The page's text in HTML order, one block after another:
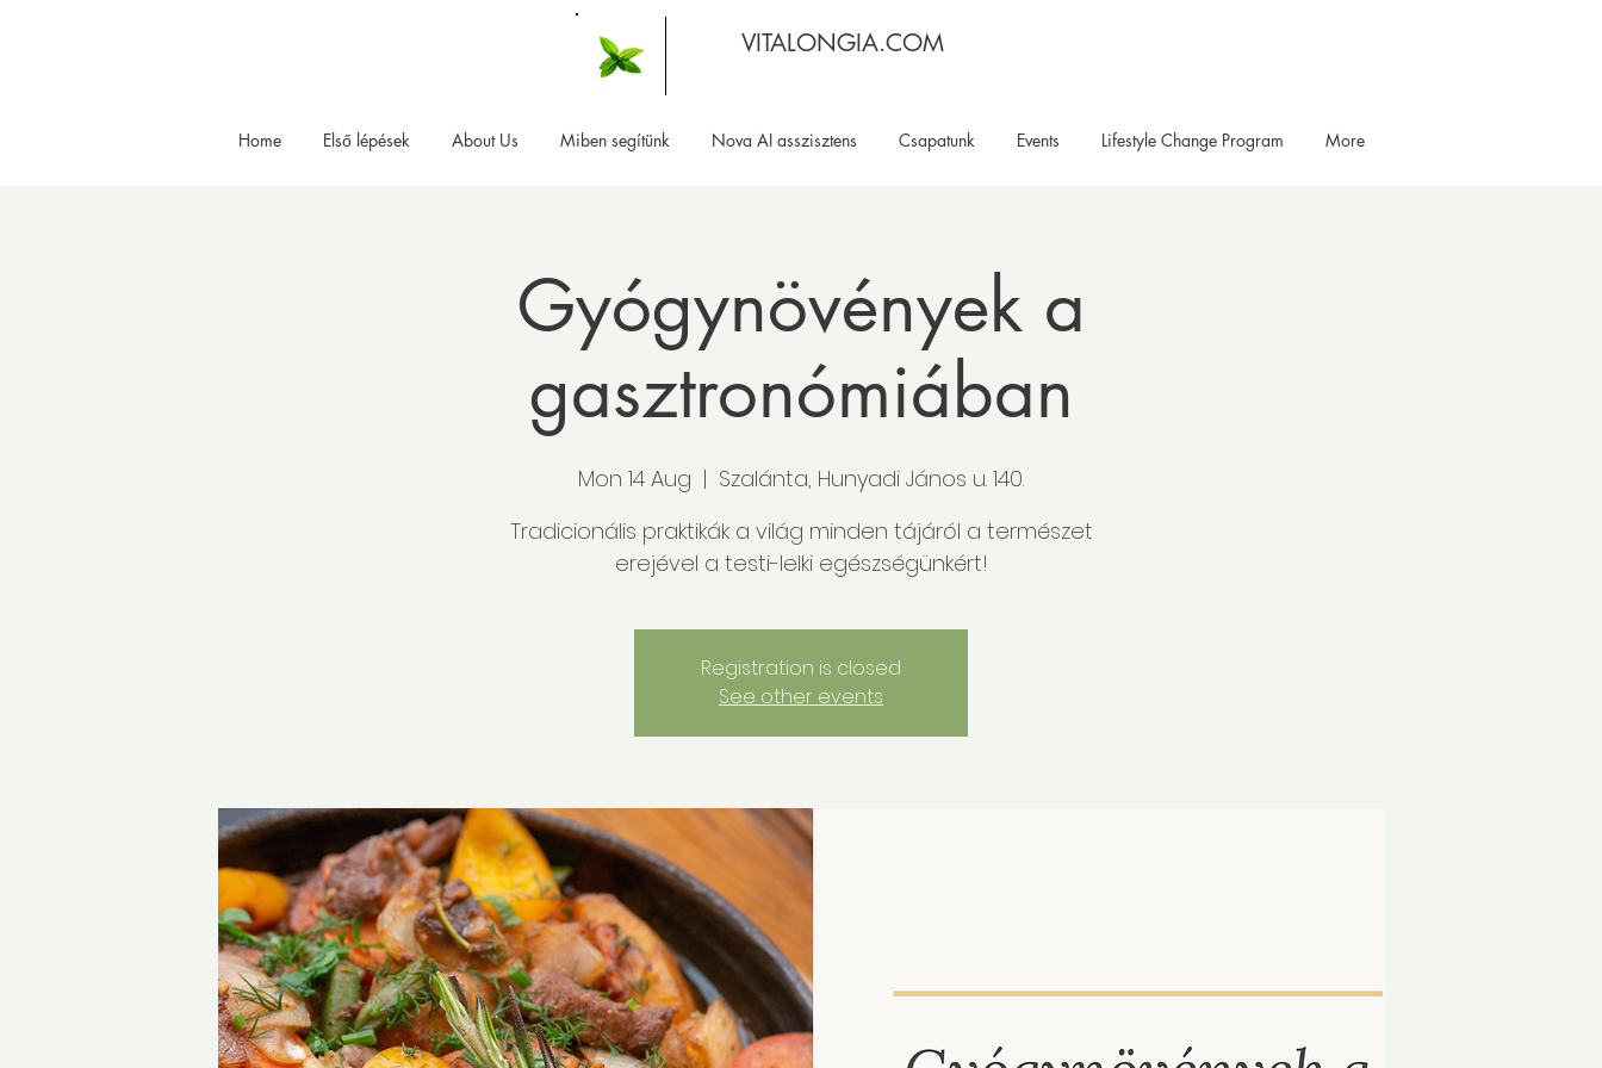
VITALONGIA.COM
Home Első lépések About Us Miben segítünk Nova AI asszisztens Csapatunk Events Lifestyle Change Program More
Gyógynövények a
gasztronómiában
Mon 14 Aug
  |
Szalánta, Hunyadi János u. 140.
Tradicionális praktikák a világ minden tájáról a természet
erejével a testi-lelki egészségünkért!
Registration is closed
See other events